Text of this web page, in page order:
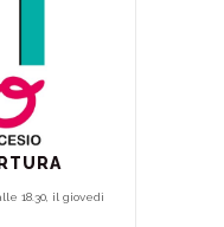
18.30, il giovedì